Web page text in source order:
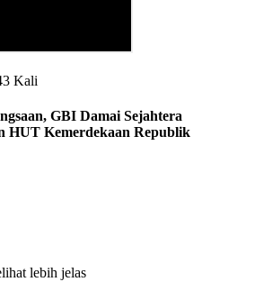
Kali
GBI Damai Sejahtera
HUT Kemerdekaan Republik
lebih jelas